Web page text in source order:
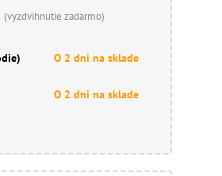
(vyzdvihnutie zadarmo)
O 2 dni na sklade
O 2 dni na sklade